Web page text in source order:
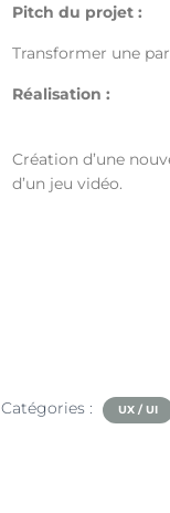
Pitch du projet :
Transformer une
Réalisation :
Création d’une
d’un jeu vidéo.
Catégories : UX / UI